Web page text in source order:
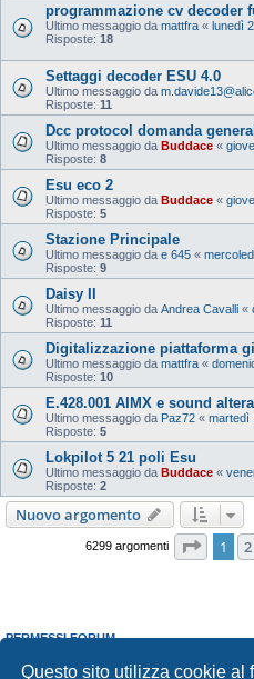
Questo sito utilizza cookie al
programmazione cv decoder
Ultimo messaggio da mattfra « lunedì
Risposte: 18
Settaggi decoder ESU 4.0
Ultimo messaggio da
Risposte: 11
Dcc protocol domanda
Ultimo messaggio da Buddace «
Risposte: 8
Esu eco 2
Ultimo messaggio da Buddace «
Risposte: 5
Stazione Principale
Ultimo messaggio da e 645 «
Risposte: 9
Daisy II
Ultimo messaggio da Andrea Cavalli «
Risposte: 11
Digitalizzazione piattaforma
Ultimo messaggio da mattfra «
Risposte: 10
E.428.001 AIMX e sound
Ultimo messaggio da Paz72 « martedì
Risposte: 5
Lokpilot 5 21 poli Esu
Ultimo messaggio da Buddace «
Risposte: 2
Nuovo argomento
6299 argomenti Pagina
1 2
PERMESSI FORUM
Non puoirispondere negli argomenti